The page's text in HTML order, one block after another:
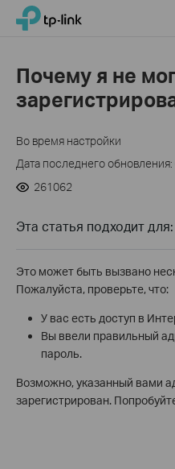
Click
navigation
TP-Link, Reliably Smart
Почему я не
Во время настройки
Дата последнего
261062
Эта статья подходит для:
Это может быть вызвано
Пожалуйста, проверьте, что:
У вас есть доступ в
Вы ввели правильный
пароль.
Возможно, указанный вами
зарегистрирован.